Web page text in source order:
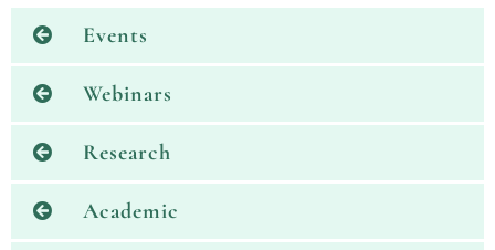
Events
Webinars
Research
Academic